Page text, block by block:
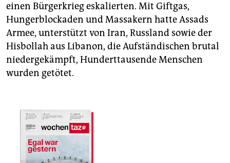
einen Bürgerkrieg eskalierten. Mit Giftgas,
Hungerblockaden und Massakern hatte Assads
Armee, unterstützt von Iran, Russland sowie der
Hisbollah aus Libanon, die Aufständischen brutal
niedergekämpft, Hunderttausende Menschen
wurden getötet.